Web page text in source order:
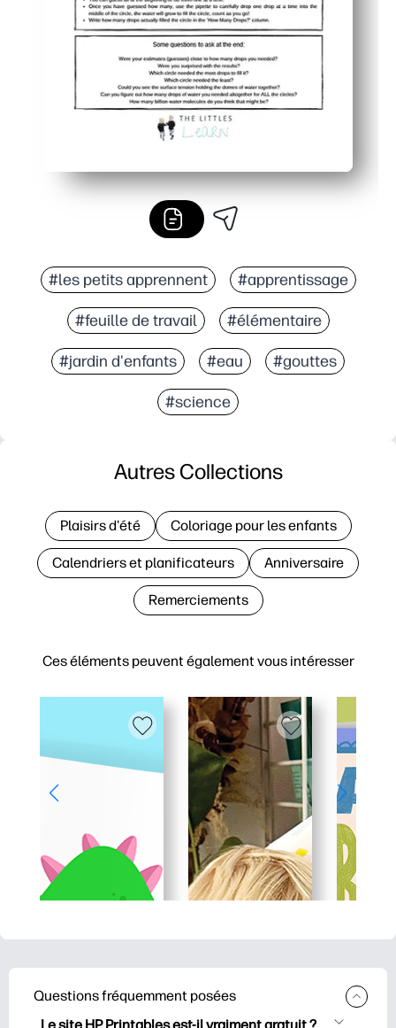
#les petits apprennent #apprentissage
#feuille de travail #élémentaire
#jardin d'enfants #eau #gouttes
#science
Ces éléments peuvent également vous intéresser
Autres Collections
Plaisirs d'été Coloriage pour les enfants
Calendriers et planificateurs Anniversaire
Remerciements
Questions fréquemment posées